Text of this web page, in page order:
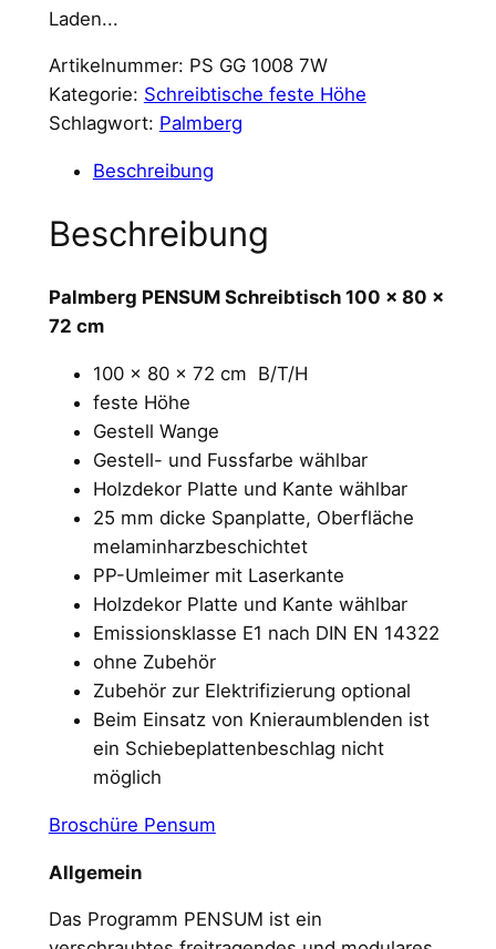
Laden...
Artikelnummer: PS GG 1008 7W
Kategorie: Schreibtische feste Höhe
Schlagwort: Palmberg
Beschreibung
Beschreibung
Palmberg PENSUM Schreibtisch 100 x 80 x
72 cm
100 x 80 x 72 cm B/T/H
feste Höhe
Gestell Wange
Gestell- und Fussfarbe wählbar
Holzdekor Platte und Kante wählbar
25 mm dicke Spanplatte, Oberfläche
melaminharzbeschichtet
PP-Umleimer mit Laserkante
Holzdekor Platte und Kante wählbar
Emissionsklasse E1 nach DIN EN 14322
ohne Zubehör
Zubehör zur Elektrifizierung optional
Beim Einsatz von Knieraumblenden ist
ein Schiebeplattenbeschlag nicht
möglich
Broschüre Pensum
Allgemein
Das Programm PENSUM ist ein